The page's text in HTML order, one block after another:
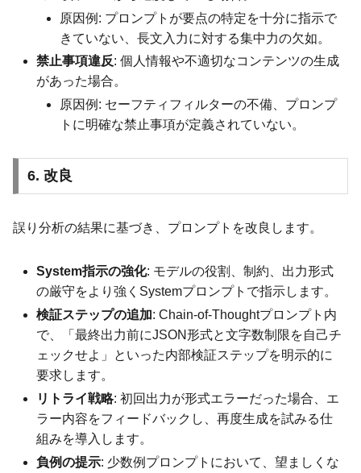
原因例: プロンプトが要点の特定を十分に指示で
きていない、長文入力に対する集中力の欠如。
禁止事項違反: 個人情報や不適切なコンテンツの生成
があった場合。
原因例: セーフティフィルターの不備、プロンプ
トに明確な禁止事項が定義されていない。
6. 改良
誤り分析の結果に基づき、プロンプトを改良します。
System指示の強化: モデルの役割、制約、出力形式
の厳守をより強くSystemプロンプトで指示します。
検証ステップの追加: Chain-of-Thoughtプロンプト内
で、「最終出力前にJSON形式と文字数制限を自己チ
ェックせよ」といった内部検証ステップを明示的に
要求します。
リトライ戦略: 初回出力が形式エラーだった場合、エ
ラー内容をフィードバックし、再度生成を試みる仕
組みを導入します。
負例の提示: 少数例プロンプトにおいて、望ましくな